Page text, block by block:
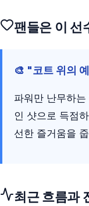
팬들은 이 선
🎨 "코트 위의
파워만 난무하
인 샷으로 득점
선한 즐거움을
최근 흐름과